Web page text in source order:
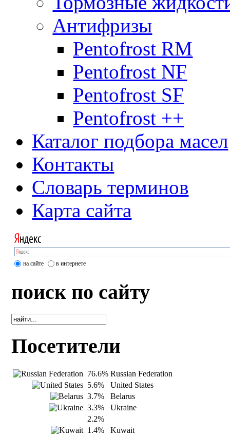
Антифризы
Pentofrost RM
Pentofrost NF
Pentofrost SF
Pentofrost ++
Каталог подбора масел
Контакты
Словарь терминов
Карта сайта
на сайте в интернете
поиск по сайту
Посетители
76.6% Russian Federation
5.6%
United States
3.7%
Belarus
3.3%
Ukraine
2.2%
1.4%
Kuwait